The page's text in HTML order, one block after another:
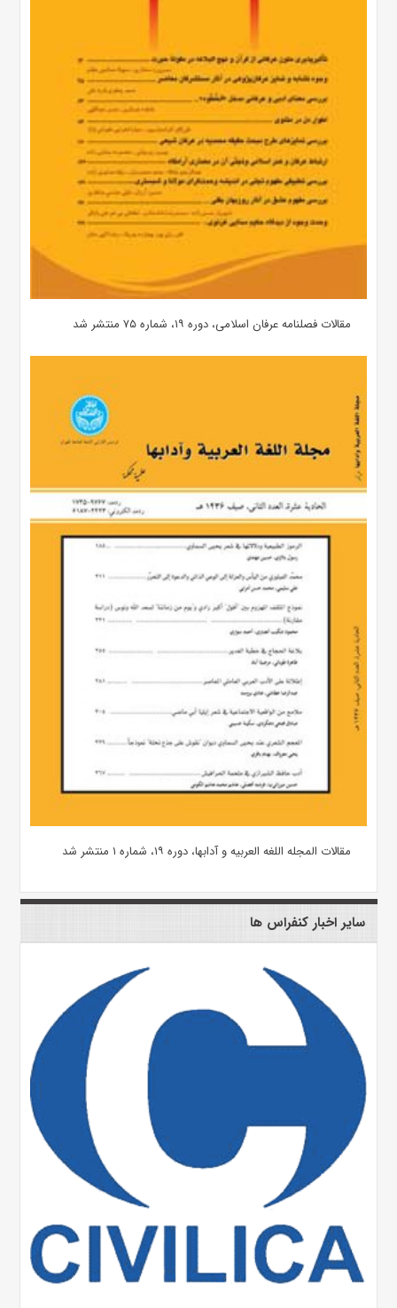
مقالات فصلنامه عرفان اسلامی، دوره ۱۹، شماره ۷۵ منتشر شد
مقالات المجله اللغه العربیه و آدابها، دوره ۱۹، شماره ۱ منتشر شد
سایر اخبار کنفراس ها